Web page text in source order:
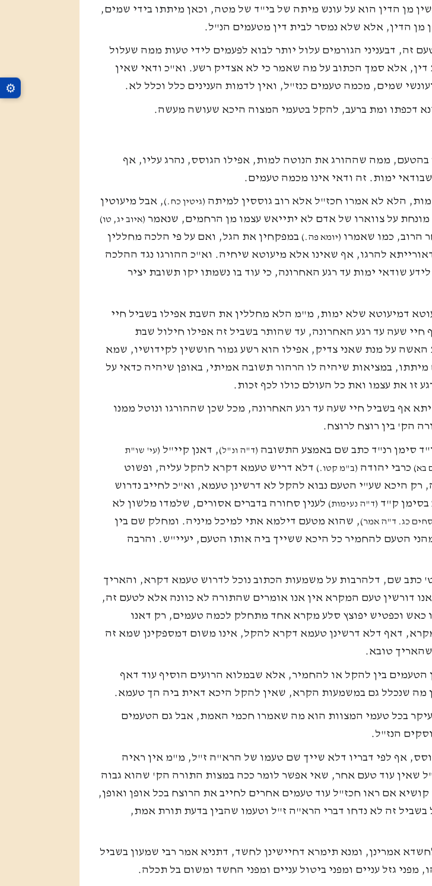
מן הדין הוא על עונש מיתה של בי"ד של מטה, וכאן מיתתו בידי שמים,
מן הדין, אלא שלא נמסר לבית דין מטעמים הנ"ל.
זה, דבעניני הגורמים עלול יותר לבוא לפעמים לידי טעות ממה שעלול
אלא סמך הכתוב על מה שאמר כי לא אצדיק רשע. וא"כ ודאי שאין
שמים, מכמה טעמים כנז"ל, ואין לדמות הענינים כלל וכלל לא.
דכפתו ומת ברעב, להקל בטעמי המצוה היכא שעושה מעשה.
ממה שההורג את הנוטה למות, אפילו הגוסס, נהרג עליו, אף
ימות. זה ודאי אינו מכמה טעמים.
הלא לא אמרו חכז"ל אלא רוב גוססין למיתה (גיטין כח.), אבל מיעוטין
על צווארו של אדם לא יתייאש עצמו מן הרחמים, שנאמר (איוב יג, טו)
הרוב, כמו שאמרו (יומא פה.) במפקחין את הגל, ואם על פי הלכה מחללין
להרגו, אף שאינו אלא מיעוטא שיחיה. וא"כ ההורגו נגד ההלכה
שודאי ימות עד רגע האחרונה, כי עוד בו נשמתו יקו תשובת יציר
דמיעוטא שלא ימות, מ"מ הלא מחללין את השבת אפילו בשביל חיי
חיי שעה עד רגע האחרונה, עד שהותר בשביל זה אפילו חילול שבת
על מנת שאני צדיק, אפילו הוא רשע גמור חוששין לקידושיו, שמא
במציאות שיהיה לו הרהור תשובה אמיתי, באופן שיהיה כדאי על
זו את עצמו ואת כל העולם כולו לכף זכות.
אף בשביל חיי שעה עד רגע האחרונה, מכל שכן שההורגו ונוטל ממנו
הק' בין רוצח לרוצח.
סימן רנ"ד כתב שם באמצע התשובה (ד"ה ונ"ל), דאנן קיי"ל (עי' שו"ת
בא) כרבי יהודה (ב"מ קטו.) דלא דריש טעמא דקרא להקל עליה, ופשוט
רק היכא שע"י הטעם נבוא להקל לא דרשינן טעמא, וא"כ לחייב נדרוש
בסימן ק"ד (ד"ה נעימות) לענין סחורה בדברים אסורים, שלמדו מלשון לא
כג. ד"ה אמר), שהוא מטעם דילמא אתי למיכל מיניה. ומחלק שם בין
הטעם להחמיר כל היכא ששייך ביה אותו הטעם, יעיי"ש. והרבה
כתב שם, דלהרבות על משמעות הכתוב נוכל לדרוש טעמא דקרא, והאריך
דורשין טעם המקרא אין אנו אומרים שהתורה לא כוונה אלא לטעם זה,
כאש וכפטיש יפוצץ סלע מקרא אחד מתחלק לכמה טעמים, רק דאנו
דאף דלא דרשינן טעמא דקרא להקל, אינו משום דמספקינן שמא זה
טובא.
הטעמים בין להקל או להחמיר, אלא שבמלוא הרועים הוסיף עוד דאף
מה שנכלל גם במשמעות הקרא, שאין להקל היכא דאית ביה הך טעמא.
בכל טעמי המצוות הוא מה שאמרו חכמי האמת, אבל גם הטעמים
הנז"ל.
אף לפי דבריו דלא שייך שם טעמו של הרא"ה ז"ל, מ"מ אין ראיה
שאין עוד טעם אחר, שאי אפשר לומר ככה במצות התורה הק' שהוא גבוה
אם ראו חכז"ל עוד טעמים אחרים לחייב את הרוצח בכל אופן ואופן,
זה לא נדחו דברי הרא"ה ז"ל וטעמו שהבין בדעת תורת אמת,
אמרינן, ומנא תימרא דחיישינן לחשד, דתניא אמר רבי שמעון בשביל
גזל עניים ומפני ביטול עניים ומפני החשד ומשום בל תכלה.
⚙